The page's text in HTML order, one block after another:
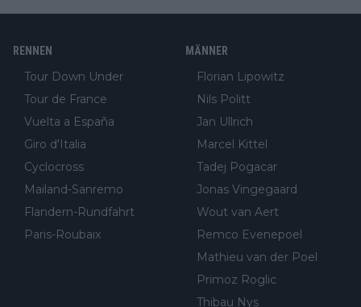
RENNEN
Tour Down Under
Tour de France
Vuelta a España
Giro d'Italia
Cyclocross
Mailand-Sanremo
Flandern-Rundfahrt
Paris-Roubaix
MÄNNER
Florian Lipowitz
Nils Politt
Jan Ullrich
Marcel Kittel
Tadej Pogacar
Jonas Vingegaard
Wout van Aert
Remco Evenepoel
Mathieu van der Poel
Primoz Roglic
Thibau Nys